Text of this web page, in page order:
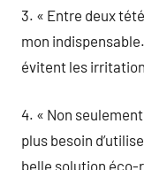
3. « Entre deux
mon
évitent les
4. « Non
plus besoin
belle solution éco-